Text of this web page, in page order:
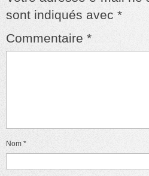
sont indiqués avec *
Commentaire *
Nom *